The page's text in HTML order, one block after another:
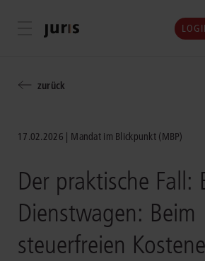
Menü öffnen
zurück
17.02.2026 Mandat im Blickpunkt (MBP)
Der praktische Fall:
Dienstwagen: Beim
steuerfreien